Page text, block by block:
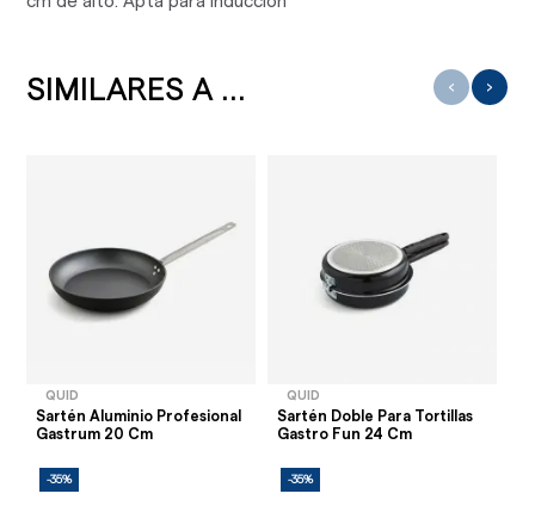
SIMILARES A ...
QUID
Sartén Aluminio Profesional
Gastrum 20 Cm
-35%
QUID
Sartén Doble Para Tortillas
Gastro Fun 24 Cm
-35%
‹ ›